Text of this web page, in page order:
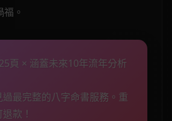
。
頁 × 涵蓋未來10年流年分析
最完整的八字命書服務。重
款！